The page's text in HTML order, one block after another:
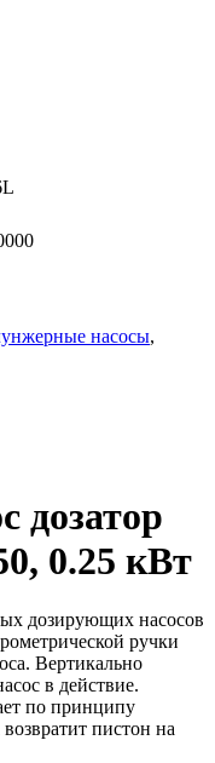
насосы,
дозатор
0.25 кВт
дозирующих насосов
ручки
Вертикально
в действие.
по принципу
пистон на